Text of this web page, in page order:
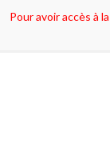
Pour avoir accès à